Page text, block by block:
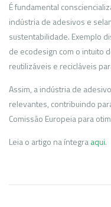
É fundamental
indústria de adesivos e
sustentabilidade. Exemplo
de ecodesign com o intuito
reutilizáveis e recicláveis
Assim, a indústria de
relevantes, contribuindo
Comissão Europeia para
Leia o artigo na íntegraaqui.